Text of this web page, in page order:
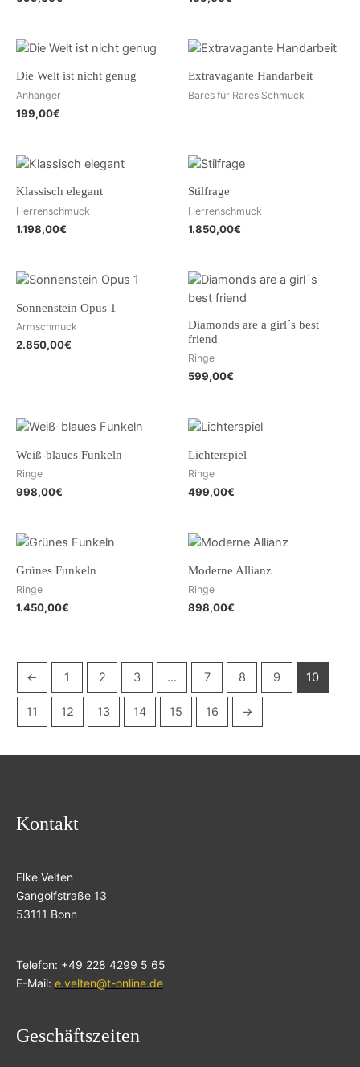
Die Welt ist nicht genug
Anhänger
199,00€
Extravagante Handarbeit
Bares für Rares Schmuck
Klassisch elegant
Herrenschmuck
1.198,00€
Stilfrage
Herrenschmuck
1.850,00€
Sonnenstein Opus 1
Armschmuck
2.850,00€
Diamonds are a girl´s best
friend
Ringe
599,00€
Weiß-blaues Funkeln
Ringe
998,00€
Lichterspiel
Ringe
499,00€
Grünes Funkeln
Ringe
1.450,00€
Moderne Allianz
Ringe
898,00€
← 1 2 3 … 7 8 9 10
11 12 13 14 15 16 →
Kontakt
Elke Velten
Gangolfstraße 13
53111 Bonn
Telefon: +49 228 4299 5 65
E-Mail: e.velten@t-online.de
Geschäftszeiten